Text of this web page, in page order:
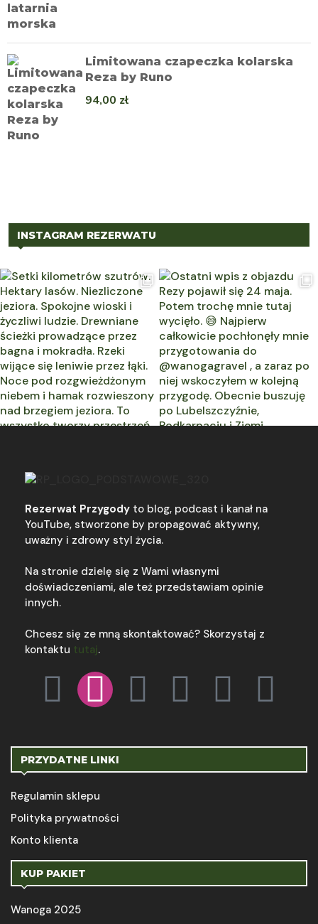
Limitowana czapeczka kolarska
Reza by Runo
94,00 zł
INSTAGRAM REZERWATU
Rezerwat Przygody to blog, podcast i kanał na
YouTube, stworzone by propagować aktywny,
uważny i zdrowy styl życia.
Na stronie dzielę się z Wami własnymi
doświadczeniami, ale też przedstawiam opinie
innych.
Chcesz się ze mną skontaktować? Skorzystaj z
kontaktu tutaj.
PRZYDATNE LINKI
Regulamin sklepu
Polityka prywatności
Konto klienta
KUP PAKIET
Wanoga 2025